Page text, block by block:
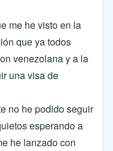
me he visto en la
que ya todos
venezolana y a la
una visa de
no he podido seguir
esperando a
he lanzado con